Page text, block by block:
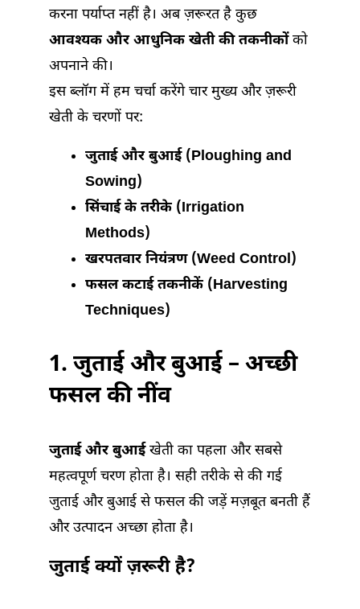
करना पर्याप्त नहीं है। अब ज़रूरत है कुछ
आवश्यक और आधुनिक खेती की तकनीकोंको
अपनाने की।
इस ब्लॉग में हम चर्चा करेंगे चार मुख्य और ज़रूरी
खेती के चरणों पर:
जुताई और बुआई (Ploughing and
Sowing)
सिंचाई के तरीके (Irrigation
Methods)
खरपतवार नियंत्रण (Weed Control)
फसल कटाई तकनीकें (Harvesting
Techniques)
1. जुताई और बुआई – अच्छी
फसल की नींव
जुताई और बुआईखेती का पहला और सबसे
महत्वपूर्ण चरण होता है। सही तरीके से की गई
जुताई और बुआई से फसल की जड़ें मज़बूत बनती हैं
और उत्पादन अच्छा होता है।
जुताई क्यों ज़रूरी है?